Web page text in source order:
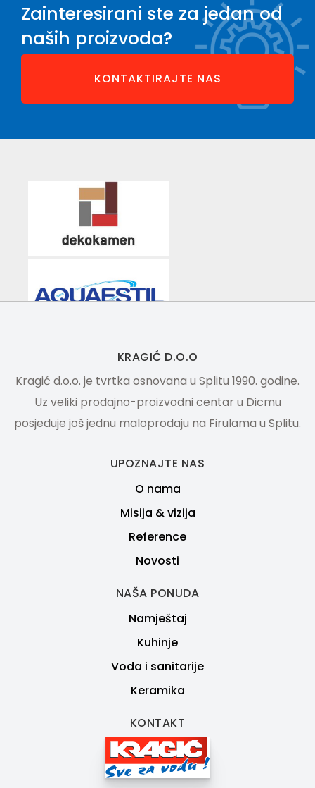
Zainteresirani ste za jedan od
naših proizvoda?
KONTAKTIRAJTE NAS
KRAGIĆ D.O.O
Kragić d.o.o. je tvrtka osnovana u Splitu 1990. godine.
Uz veliki prodajno-proizvodni centar u Dicmu
posjeduje još jednu maloprodaju na Firulama u Splitu.
UPOZNAJTE NAS
O nama
Misija & vizija
Reference
Novosti
NAŠA PONUDA
Namještaj
Kuhinje
Voda i sanitarije
Keramika
KONTAKT